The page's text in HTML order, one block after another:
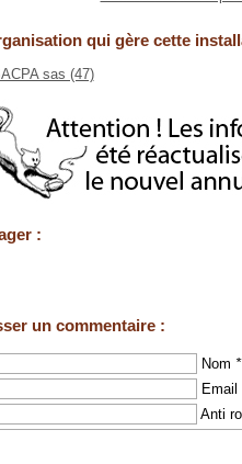
qui gère cette
sas (47)
:
un commentaire :
Nom
Email
Anti